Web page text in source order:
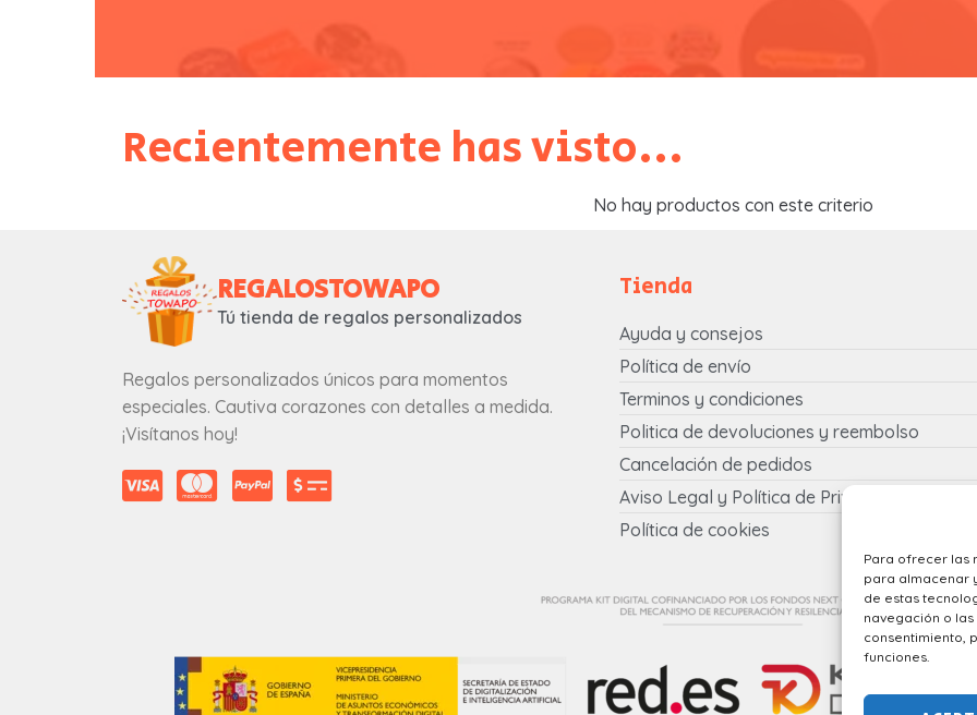
Para ofrecer las
para almacenar
de estas
navegación o
consentimiento,
funciones.
Recientemente has visto...
No hay productos con este criterio
REGALOSTOWAPO
Tú tienda de regalos personalizados
Regalos personalizados únicos para momentos
especiales. Cautiva corazones con detalles a medida.
¡Visítanos hoy!
Tienda
Ayuda y consejos
Política de envío
Terminos y condiciones
Politica de devoluciones y reembolso
Cancelación de pedidos
Aviso Legal y Política de Privacidad
Política de cookies